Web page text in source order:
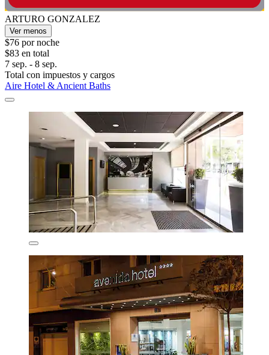
ARTURO GONZALEZ
Ver menos
$76 por noche
$83 en total
7 sep. - 8 sep.
Total con impuestos y cargos
Aire Hotel & Ancient Baths